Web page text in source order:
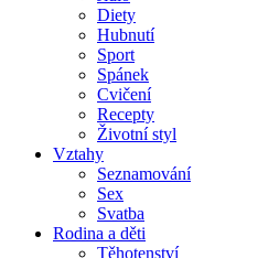
Diety
Hubnutí
Sport
Spánek
Cvičení
Recepty
Životní styl
Vztahy
Seznamování
Sex
Svatba
Rodina a děti
Těhotenství